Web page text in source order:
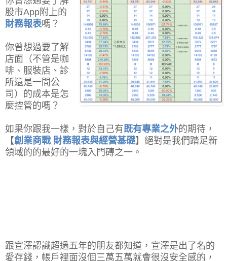
股市App附上的
財務報表嗎？
你曾想過要了解
店面（不管是咖
啡、服裝店、診
所還是一間公
司）的成本是怎
麼控管的嗎？
如果你跟我一樣，對於自己有既有專業之外的期待，
【創業商戰 財務報表與經營基礎】絕對是我們踏足新
領域的的最好的一塊入門磚之一。
跟宣澤認識超過五年的朋友都知道，宣澤是出了名的
愛存錢，帳戶裡面沒個三萬五萬就會很沒安全感的，